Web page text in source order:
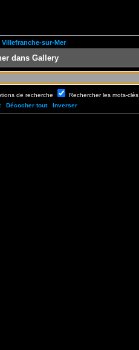
sur-Mer
dans Gallery
de recherche Rechercher les mots-clés
Décocher tout Inverser